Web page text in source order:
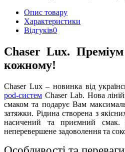
Опис товару
Характеристики
Відгуків0
Chaser Lux. Преміум
кожному!
Chaser Lux – новинка від
pod-систем Chaser Lab. Нова
смаком та подарує Вам
затяжки. Рідина створена з
насичений та приємний
неперевершене задоволення та